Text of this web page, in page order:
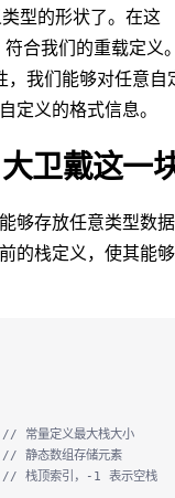
型的形状了。在这
符合我们的重载定义
，我们能够对任意自
定义的格式信息。
卫戴这一
够存放任意类型数
的栈定义，使其能
// 常量定义最大栈大小
静态数组存储元素
栈顶索引，-1 表示空栈